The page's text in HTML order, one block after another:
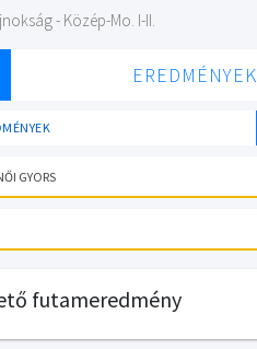
- Közép-Mo. I-II.
EREDMÉNYEK
GYORS
futameredmény